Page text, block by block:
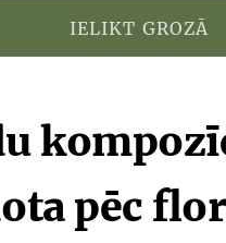
IELIKT GROZĀ
pēc